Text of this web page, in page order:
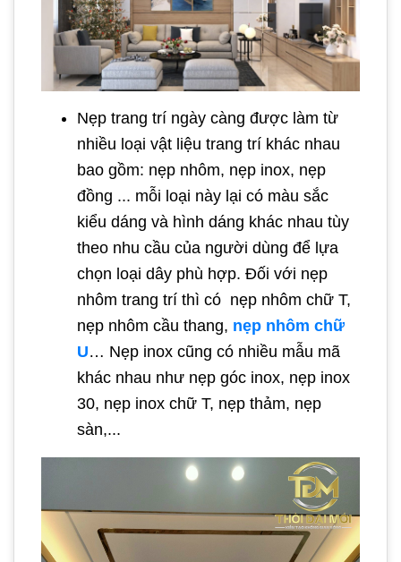
Nẹp trang trí ngày càng được làm từ
nhiều loại vật liệu trang trí khác nhau
bao gồm: nẹp nhôm, nẹp inox, nẹp
đồng ... mỗi loại này lại có màu sắc
kiểu dáng và hình dáng khác nhau tùy
theo nhu cầu của người dùng để lựa
chọn loại dây phù hợp. Đối với nẹp
nhôm trang trí thì có nẹp nhôm chữ T,
nẹp nhôm cầu thang, nẹp nhôm chữ
U… Nẹp inox cũng có nhiều mẫu mã
khác nhau như nẹp góc inox, nẹp inox
30, nẹp inox chữ T, nẹp thảm, nẹp
sàn,...